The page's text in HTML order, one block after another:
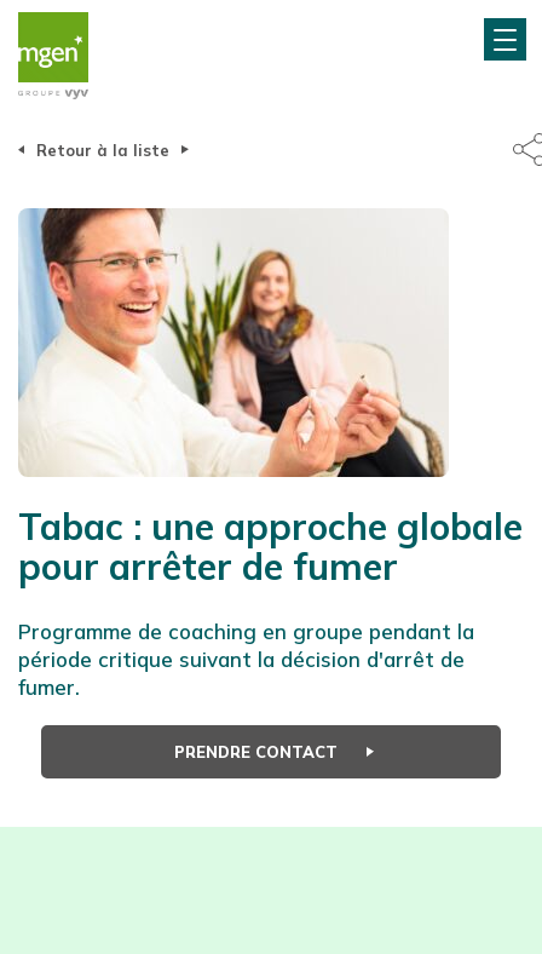
Retour à la liste
Tabac : une approche globale
pour arrêter de fumer
Programme de coaching en groupe pendant la
période critique suivant la décision d'arrêt de
fumer.
PRENDRE CONTACT